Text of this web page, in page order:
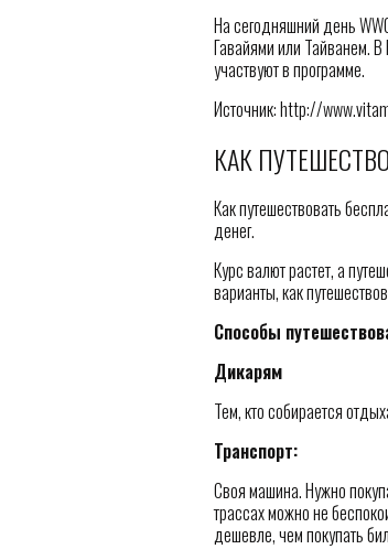
На сегодняшний день
Гавайями или Тайванем.
участвуют в программе.
Источник: http://
КАК
Как путешествовать
денег.
Курс валют растет, а
варианты, как
Способы
Дикарям
Тем, кто собирается
Транспорт:
Своя машина. Нужно
трассах можно не
дешевле, чем покупать